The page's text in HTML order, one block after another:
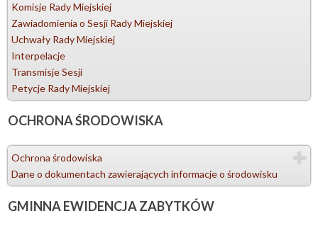
Komisje Rady Miejskiej
Zawiadomienia o Sesji Rady Miejskiej
Uchwały Rady Miejskiej
Interpelacje
Transmisje Sesji
Petycje Rady Miejskiej
OCHRONAŚRODOWISKA
Ochrona środowiska
Dane o dokumentach zawierających informacje o środowisku
GMINNAEWIDENCJA ZABYTKÓW